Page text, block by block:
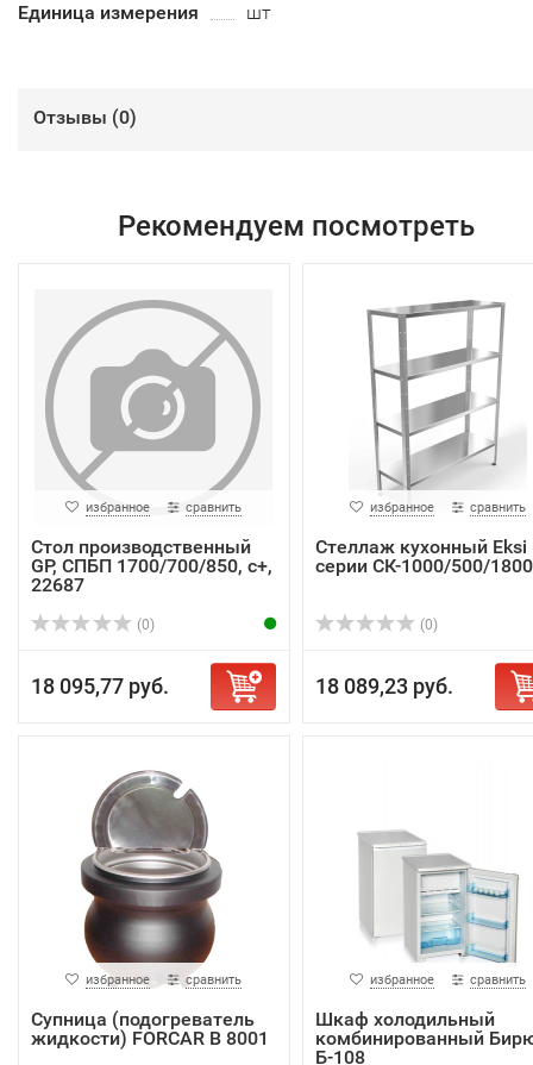
Единица измерения
шт
Отзывы (0)
Рекомендуем посмотреть
избранное сравнить
Стол производственный
GP, СПБП 1700/700/850, с+,
22687
(0)
18 095,77 руб.
избранное сравнить
Стеллаж кухонный Eksi
серии СК-1000/500/
(0)
18 089,23 руб.
избранное сравнить
Супница (подогреватель
жидкости) FORCAR B 8001
избранное сравнить
Шкаф холодильный
комбинированный
Б-108